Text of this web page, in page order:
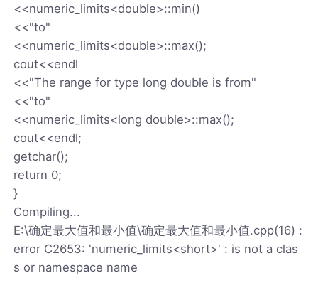
<<numeric_limits<double>::min()
<<"to"
<<numeric_limits<double>::max();
cout<<endl
<<"The range for type long double is from"
<<"to"
<<numeric_limits<long double>::max();
cout<<endl;
getchar();
return 0;
}
Compiling...
E:\确定最大值和最小值\确定最大值和最小值.cpp(16) :
error C2653: 'numeric_limits<short>' : is not a clas
s or namespace name